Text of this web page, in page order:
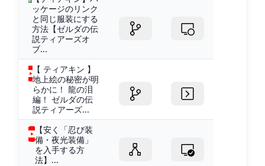
ッケージのリンク
と同じ服装にする
方法【ゼルダの伝
説ティアーズオ
ブ...
【 ティアキン 】
地上絵の秘密が明
らかに！ 龍の泪
編！ ゼルダの伝
説ティアーズ...
【安く「忍び装
備・夜光装備」
を入手する方
法】...